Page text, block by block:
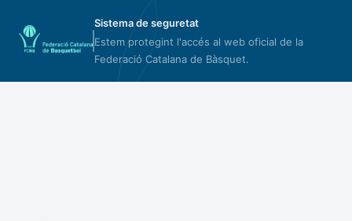
Sistema de seguretat
Estem protegint l'accés al web oficial de la
Federació Catalana de Bàsquet.